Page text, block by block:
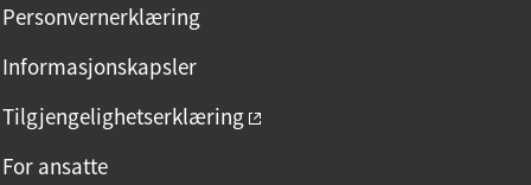
Personvernerklæring
Informasjonskapsler
Tilgjengelighetserklæring
For ansatte